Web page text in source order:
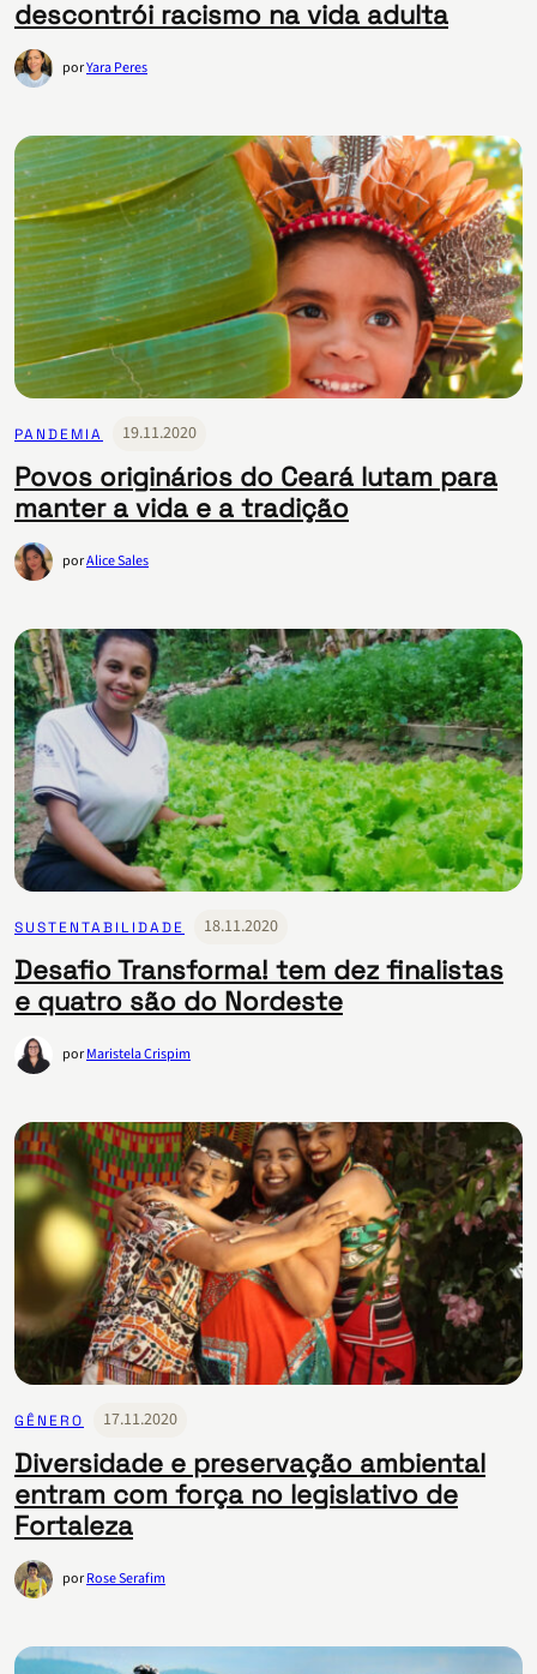
descontrói racismo na vida adulta
porYara Peres
PANDEMIA 19.11.2020
Povos originários do Ceará lutam para
manter a vida e a tradição
porAlice Sales
SUSTENTABILIDADE 18.11.2020
Desafio Transforma! tem dez finalistas
e quatro são do Nordeste
porMaristela Crispim
GÊNERO 17.11.2020
Diversidade e preservação ambiental
entram com força no legislativo de
Fortaleza
porRose Serafim